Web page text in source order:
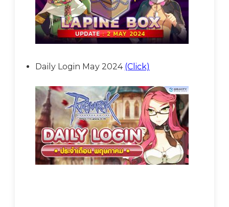
Daily Login May 2024 (Click)